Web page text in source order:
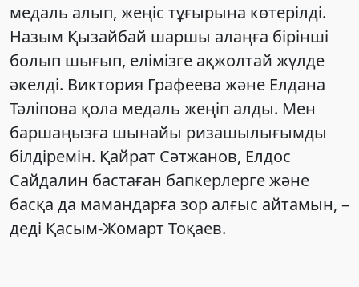
медаль алып, жеңіс тұғырына көтерілді.
Назым Қызайбай шаршы алаңға бірінші
болып шығып, елімізге ақжолтай жүлде
әкелді. Виктория Графеева және Елдана
Тәліпова қола медаль жеңіп алды. Мен
баршаңызға шынайы ризашылығымды
білдіремін. Қайрат Сәтжанов, Елдос
Сайдалин бастаған бапкерлерге және
басқа да мамандарға зор алғыс айтамын, –
деді Қасым-Жомарт Тоқаев.